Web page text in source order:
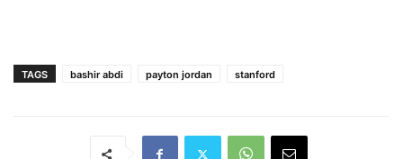
TAGS bashir abdi payton jordan stanford